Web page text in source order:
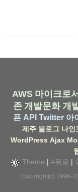
AWS 마이크로
존 개발문화 개
픈 API Twitter 아
제주 블로그 나인
WordPress Ajax
Theme | #위로 |
Copyright(c) 1996-